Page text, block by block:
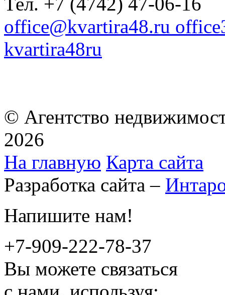
office@kvartira48.ru
kvartira48ru
© Агентство
2026
На главную Карта сайта
Разработка сайта –
Напишите нам!
+7-909-222-78-37
Вы можете связаться